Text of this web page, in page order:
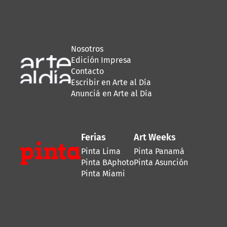
Nosotros
Edición Impresa
Contacto
Escribir en Arte al Día
Anunciá en Arte al Día
Ferias
Pinta Lima
Pinta BAphoto
Pinta Miami
Art Weeks
Pinta Panamá
Pinta Asunción